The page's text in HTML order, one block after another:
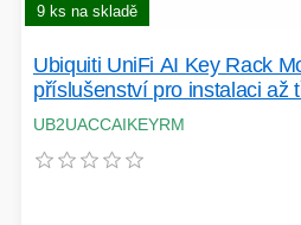
9 ks na skladě
Ubiquiti UniFi AI Key Rack
příslušenství pro instalaci až
UB2UACCAIKEYRM